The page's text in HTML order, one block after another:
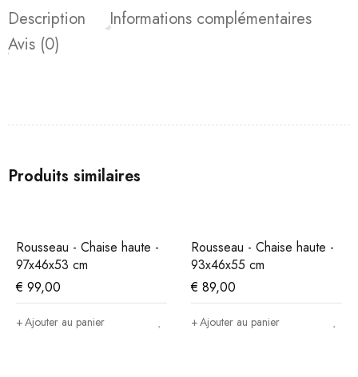
Description
Informations complémentaires
Avis (0)
Produits similaires
Rousseau - Chaise haute -
97x46x53 cm
€ 99,00
Ajouter au panier
Rousseau - Chaise haute -
93x46x55 cm
€ 89,00
Ajouter au panier